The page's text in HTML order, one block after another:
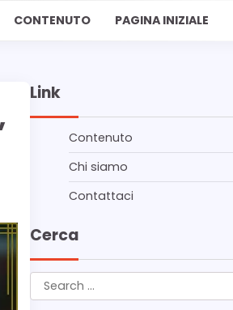
CONTENUTO PAGINA INIZIALE
Link
Contenuto
Chi siamo
Contattaci
Cerca
Search
for: